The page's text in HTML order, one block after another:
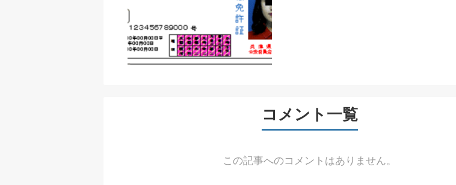
コメント一覧
この記事へのコメントはありません。